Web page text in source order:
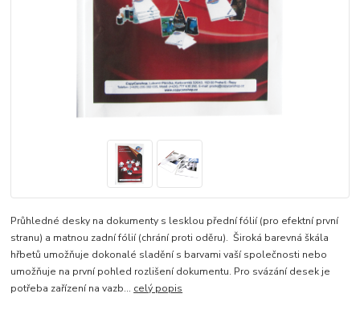
Průhledné desky na dokumenty s lesklou přední fólií (pro efektní první
stranu) a matnou zadní fólií (chrání proti oděru). Široká barevná škála
hřbetů umožňuje dokonalé sladění s barvami vaší společnosti nebo
umožňuje na první pohled rozlišení dokumentu. Pro svázání desek je
potřeba zařízení na vazb... celý popis